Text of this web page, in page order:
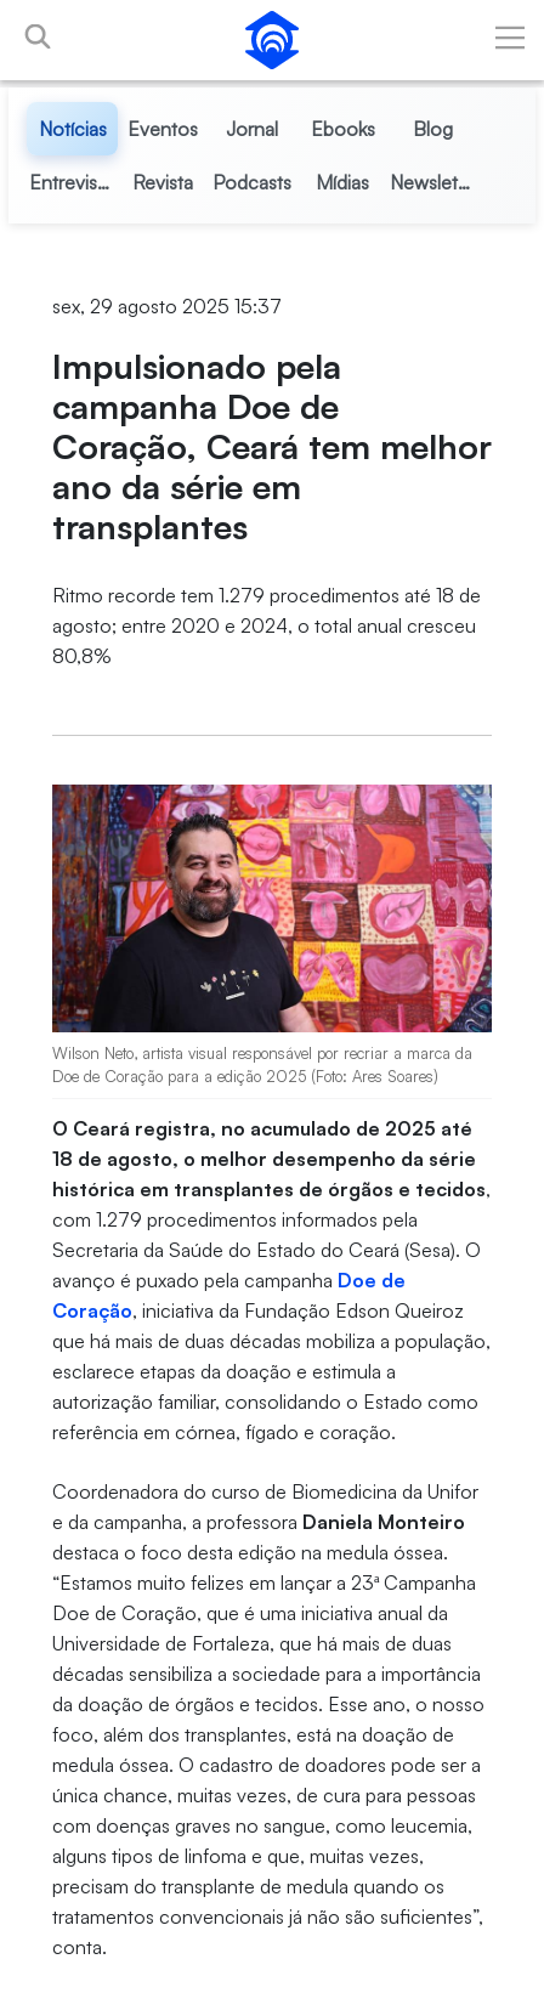
Pular para o Conteúdo principal
Notícias Eventos Jornal Ebooks Blog
Entrevistas Revista Podcasts Mídias Newsletter
sex, 29 agosto 2025 15:37
Impulsionado pela
campanha Doe de
Coração, Ceará tem melhor
ano da série em
transplantes
Ritmo recorde tem 1.279 procedimentos até 18 de
agosto; entre 2020 e 2024, o total anual cresceu
80,8%
Wilson Neto, artista visual responsável por recriar a marca da
Doe de Coração para a edição 2025 (Foto: Ares Soares)
O Ceará registra, no acumulado de 2025 até
18 de agosto, o melhor desempenho da série
histórica em transplantes de órgãos e tecidos,
com 1.279 procedimentos informados pela
Secretaria da Saúde do Estado do Ceará (Sesa). O
avanço é puxado pela campanha Doe de
Coração, iniciativa da Fundação Edson Queiroz
que há mais de duas décadas mobiliza a população,
esclarece etapas da doação e estimula a
autorização familiar, consolidando o Estado como
referência em córnea, fígado e coração.
Coordenadora do curso de Biomedicina da Unifor
e da campanha, a professora Daniela Monteiro
destaca o foco desta edição na medula óssea.
“Estamos muito felizes em lançar a 23ª Campanha
Doe de Coração, que é uma iniciativa anual da
Universidade de Fortaleza, que há mais de duas
décadas sensibiliza a sociedade para a importância
da doação de órgãos e tecidos. Esse ano, o nosso
foco, além dos transplantes, está na doação de
medula óssea. O cadastro de doadores pode ser a
única chance, muitas vezes, de cura para pessoas
com doenças graves no sangue, como leucemia,
alguns tipos de linfoma e que, muitas vezes,
precisam do transplante de medula quando os
tratamentos convencionais já não são suficientes”,
conta.